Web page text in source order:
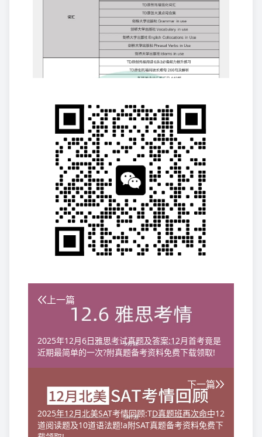
上一篇
2025年12月6日雅思考试真题及答案:12月首考竟是
近期最简单的一次?附真题备考资料免费下载领取!
下一篇
2025年12月北美SAT考情回顾:TD真题班再次命中12
道阅读题及10道语法题!a附SAT真题备考资料免费下